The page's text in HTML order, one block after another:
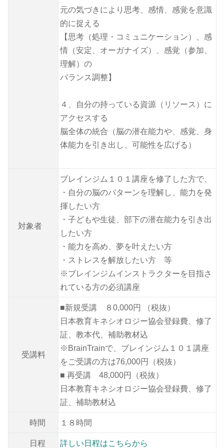
元の気づきにより思考、感情、感覚を意識
的に捉える
【思考（処理・コミュニケーション）、感
情（安定、オーガナイズ）、感覚（参加、
理解）の
バランス調整】
４、自分の持っている資源（リソース）に
アクセスする
脳全体の統合（脳の潜在能力や、感覚、身
体能力を引き出し、可能性を広げる）
対象者
ブレインジム１０１講座を修了した方で、
・自分の脳のパターンを理解し、能力を発
揮したい方
・子どもや生徒、部下の潜在能力を引き出
したい方
・能力を高め、夢を叶えたい方
・ストレスを解放したい方 等
※ブレインジムインストラクターを目指さ
れている方の必須講座
受講料
■新規受講 ８0,000円 （税抜）
日本教育キネシオロジー協会登録費、修了
証、教本代、補助教材込
※BrainTrainで、ブレインジム１０１講座
をご受講の方は76,000円（税抜）
■ 再受講 48,000円（税抜）
日本教育キネシオロジー協会登録費、修了
証、補助教材込
時間 １８時間
日程 詳しい日程はこちらから